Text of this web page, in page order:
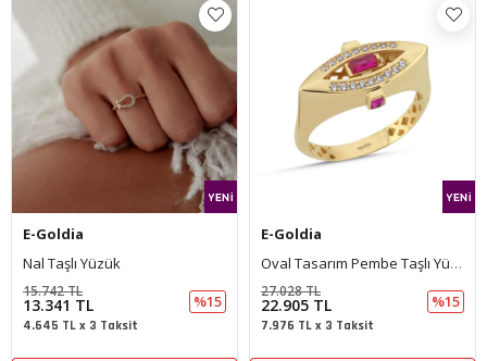
E-Goldia
Nal Taşlı Yüzük
13.341 TL
15.742 TL
%15
4.645 TL x 3 Taksit
E-Goldia
Oval Tasarım Pembe Taşlı Yüzük
22.905 TL
27.028 TL
%15
7.976 TL x 3 Taksit